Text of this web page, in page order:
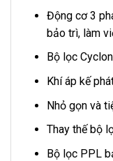
Động cơ 3
bảo trì, làm
Bộ lọc
Khí áp kế
Nhỏ gọn và
Thay thế bộ
Bộ lọc PPL